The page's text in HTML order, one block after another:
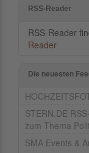
RSS-Reader
RSS-Reader
Reader
Die neuesten
STERN.DE
zum Thema
SMA Events &